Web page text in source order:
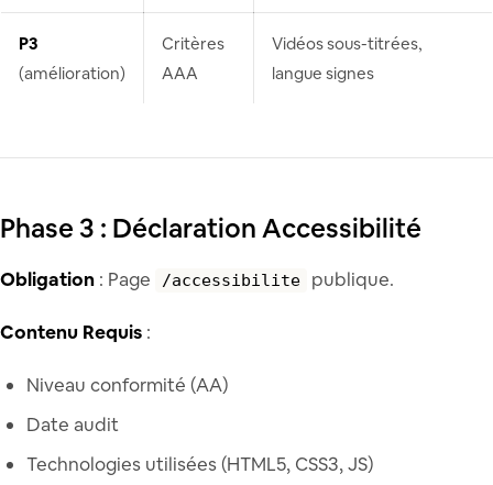
P3
(amélioration)
Critères
AAA
Vidéos sous-titrées,
langue signes
Phase 3 : Déclaration Accessibilité
Obligation : Page /accessibilite publique.
Contenu Requis :
Niveau conformité (AA)
Date audit
Technologies utilisées (HTML5, CSS3, JS)